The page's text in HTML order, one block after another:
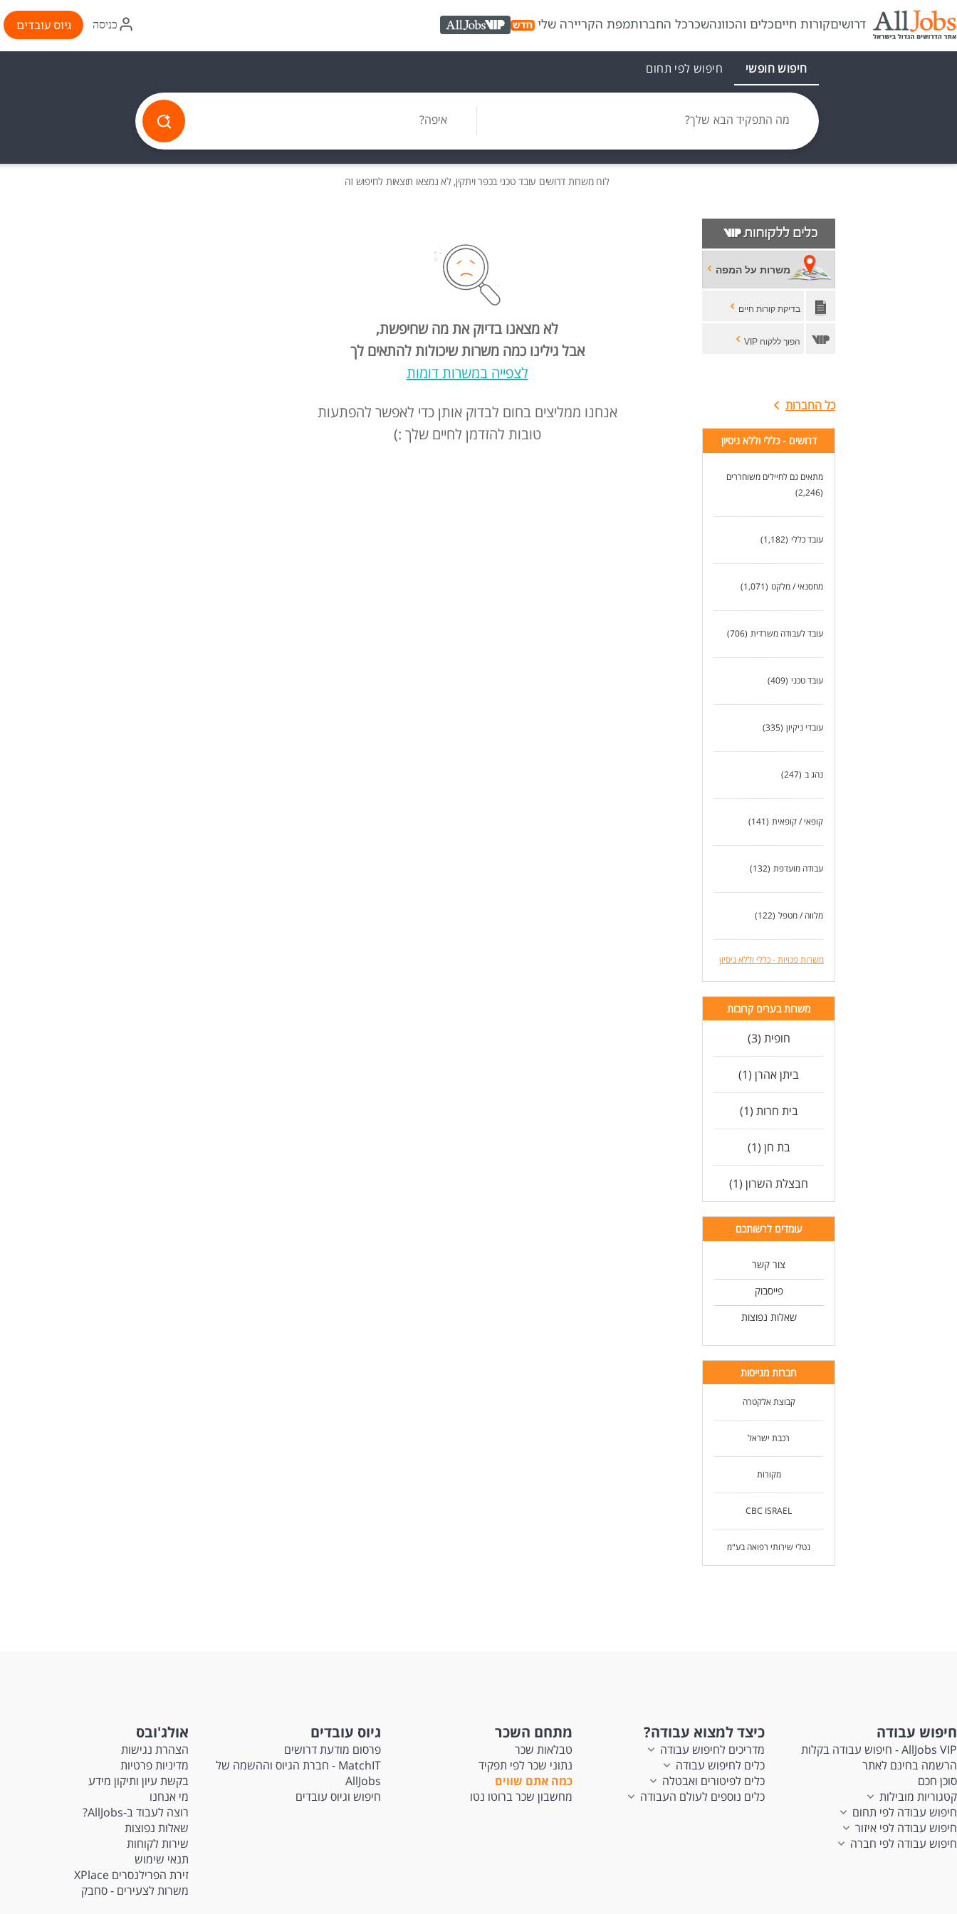
דרושיםקורות חייםכלים והכוונהשכרכל החברותמפת הקריירה שלי AllJobs VIP
איקון
התחברות
כניסה גיוס עובדים
חיפוש חופשי חיפוש לפי תחום
מה התפקיד הבא שלך? איפה?
לוח משרות דרושים עובד טכני בכפר ויתקין, לא נמצאו תוצאות לחיפוש זה
משרות על המפה
בדיקת קורות חיים
הפוך ללקוח VIP
כל החברות
דרושים - כללי וללא ניסיון
מתאים גם לחיילים משוחררים
(2,246)
עובד כללי (1,182)
מחסנאי / מלקט (1,071)
עובד לעבודה משרדית (706)
עובד טכני (409)
עובדי ניקיון (335)
נהג ב (247)
קופאי / קופאית (141)
עבודה מועדפת (132)
מלווה / מטפל (122)
משרות פנויות - כללי וללא ניסיון
משרות בערים קרובות
חופית (3)
ביתן אהרן (1)
בית חרות (1)
בת חן (1)
חבצלת השרון (1)
עומדים לרשותכם
צור קשר
פייסבוק
שאלות נפוצות
חברות מגייסות
קבוצת אלקטרה
רכבת ישראל
מקורות
CBC ISRAEL
נטלי שירותי רפואה בע"מ
לא מצאנו בדיוק את מה שחיפשת,
אבל גילינו כמה משרות שיכולות להתאים לך
לצפייה במשרות דומות
אנחנו ממליצים בחום לבדוק אותן כדי לאפשר להפתעות
טובות להזדמן לחיים שלך :)
חיפוש עבודה
AllJobs VIP - חיפוש עבודה בקלות
הרשמה בחינם לאתר
סוכן חכם
קטגוריות מובילות
חיפוש עבודה לפי תחום
חיפוש עבודה לפי איזור
חיפוש עבודה לפי חברה
כיצד למצוא עבודה?
מדריכים לחיפוש עבודה
כלים לחיפוש עבודה
כלים לפיטורים ואבטלה
כלים נוספים לעולם העבודה
מתחם השכר
טבלאות שכר
נתוני שכר לפי תפקיד
כמה אתם שווים
מחשבון שכר ברוטו נטו
גיוס עובדים
פרסום מודעת דרושים
MatchIT - חברת הגיוס וההשמה של
AllJobs
חיפוש וגיוס עובדים
אולג'ובס
הצהרת נגישות
מדיניות פרטיות
בקשת עיון ותיקון מידע
מי אנחנו
רוצה לעבוד ב-AllJobs?
שאלות נפוצות
שירות לקוחות
תנאי שימוש
זירת הפרילנסרים XPlace
משרות לצעירים - סחבק